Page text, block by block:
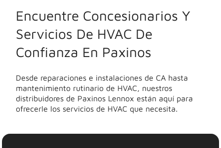
Encuentre Concesionarios Y
Servicios De HVAC De
Confianza En Paxinos
Desde reparaciones e instalaciones de CA hasta
mantenimiento rutinario de HVAC, nuestros
distribuidores de Paxinos Lennox están aquí para
ofrecerle los servicios de HVAC que necesita.